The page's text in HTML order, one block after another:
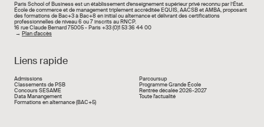
Paris School of Business est un établissement d’enseignement supérieur privé reconnu par l’État.
École de commerce et de management triplement accréditée EQUIS, AACSB et AMBA, proposant
des formations de Bac+3 à Bac+8 en initial ou alternance et délivrant des certifications
professionnelles de niveau 6 ou 7 inscrits au RNCP.
16 rue Claude Bernard 75005 - Paris +33 (0)1 53 36 44 00
→ Plan d'accès
Liens rapide
Liens rapide
Admissions
Classements de PSB
Concours SESAME
Data Manangement
Formations en alternance (BAC+5)
Parcoursup
Programme Grande École
Rentrée décalée 2026-2027
Toute l'actualité